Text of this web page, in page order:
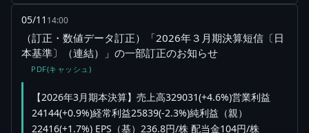
05/11 14:00
（訂正・数値データ訂正）「2026年３月期決算短信〔日
本基準〕（連結）」の一部訂正のお知らせ
PDF(キャッシュ)
【2026年3月期本決算】売上高329031(+4.6%)営業利益
24144(+0.9%)経常利益25839(-2.3%)純利益（親）
22416(+1.7%) EPS（基）236.8円/株 配当金104円/株